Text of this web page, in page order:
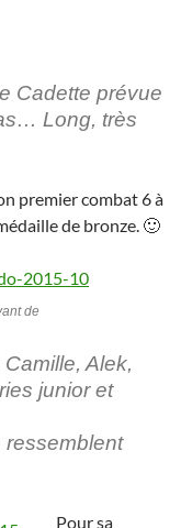
Cadette prévue
Long, très
premier combat 6 à
de bronze. 🙂
de
Alek,
junior et
ressemblent
Pour sa